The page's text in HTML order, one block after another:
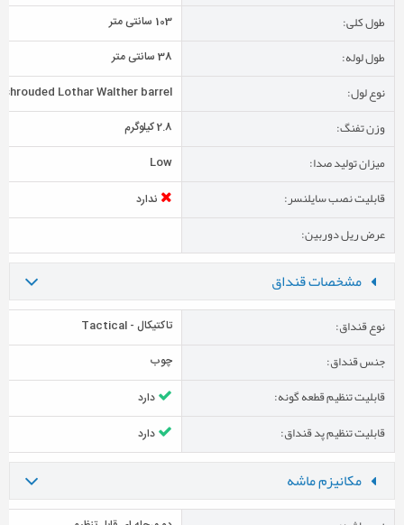
طول کلی: 103 سانتی متر
طول لوله: 38 سانتی متر
نوع لول: shrouded Lothar Walther barrel
وزن تفنگ: 2.8 کیلوگرم
میزان تولید صدا: Low
قابلیت نصب سایلنسر: ندارد
عرض ریل دوربین:
مشخصات قنداق
نوع قنداق: تاکتیکال - Tactical
جنس قنداق: چوب
قابلیت تنظیم قطعه گونه: دارد
قابلیت تنظیم پد قنداق: دارد
مکانیزم ماشه